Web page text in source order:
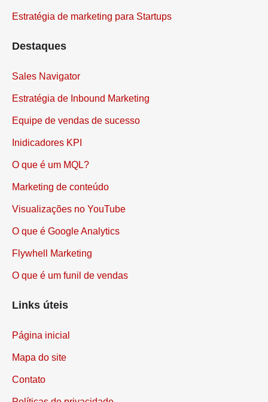
Estratégia de marketing para Startups
Destaques
Sales Navigator
Estratégia de Inbound Marketing
Equipe de vendas de sucesso
Inidicadores KPI
O que é um MQL?
Marketing de conteúdo
Visualizações no YouTube
O que é Google Analytics
Flywhell Marketing
O que é um funil de vendas
Links úteis
Página inicial
Mapa do site
Contato